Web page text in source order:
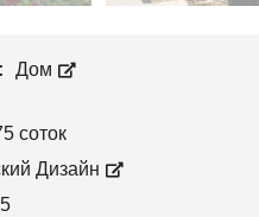
П
Т
Дом
соток
Дизайн
5